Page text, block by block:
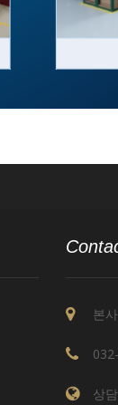
본
상